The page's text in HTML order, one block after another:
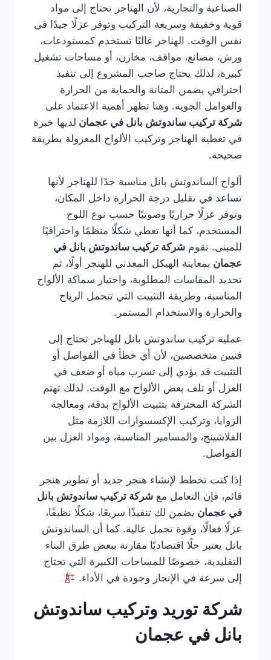
الصناعية والتجارية، لأن الهناجر تحتاج إلى مواد
قوية وخفيفة وسريعة التركيب وتوفر عزلًا جيدًا في
نفس الوقت. الهناجر غالبًا تستخدم كمستودعات،
ورش، مصانع، مواقف، مخازن، أو مساحات تشغيل
كبيرة، لذلك يحتاج صاحب المشروع إلى تنفيذ
احترافي يضمن المتانة والحماية من الحرارة
والعوامل الجوية. وهنا تظهر أهمية الاعتماد على
شركة تركيب ساندوتش بانل في عجمان لديها خبرة
في تغطية الهناجر وتركيب الألواح المعزولة بطريقة
صحيحة.
ألواح الساندوتش بانل مناسبة جدًا للهناجر لأنها
تساعد في تقليل درجة الحرارة داخل المكان،
وتوفر عزلًا حراريًا وصوتيًا حسب نوع اللوح
المستخدم، كما أنها تعطي شكلًا منظمًا واحترافيًا
للمبنى. تقوم شركة تركيب ساندوتش بانل في
عجمان بمعاينة الهيكل المعدني للهنجر أولًا، ثم
تحديد المقاسات المطلوبة، واختيار سماكة الألواح
المناسبة، وطريقة التثبيت التي تتحمل الرياح
والحرارة والاستخدام المستمر.
عملية تركيب ساندوتش بانل للهناجر تحتاج إلى
فنيين متخصصين، لأن أي خطأ في الفواصل أو
التثبيت قد يؤدي إلى تسرب مياه أو ضعف في
العزل أو تلف بعض الألواح مع الوقت. لذلك تهتم
الشركة المحترفة بتثبيت الألواح بدقة، ومعالجة
الزوايا، وتركيب الإكسسوارات اللازمة مثل
الفلاشينج، والمسامير المناسبة، ومواد العزل بين
الفواصل.
إذا كنت تخطط لإنشاء هنجر جديد أو تطوير هنجر
قائم، فإن التعامل مع شركة تركيب ساندوتش بانل
في عجمان يضمن لك تنفيذًا سريعًا، شكلًا نظيفًا،
عزلًا فعالًا، وقوة تحمل عالية. كما أن الساندوتش
بانل يعتبر حلًا اقتصاديًا مقارنة ببعض طرق البناء
التقليدية، خصوصًا للمساحات الكبيرة التي تحتاج
إلى سرعة في الإنجاز وجودة في الأداء.
شركة توريد وتركيب ساندوتش
بانل في عجمان